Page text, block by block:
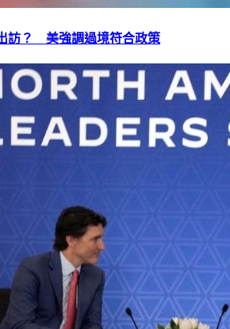
訪？ 美強調過境符合政策